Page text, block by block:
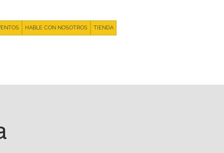
HABLE CON NOSOTROS TIENDA